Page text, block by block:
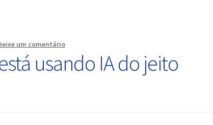
um comentário
usando IA do jeito